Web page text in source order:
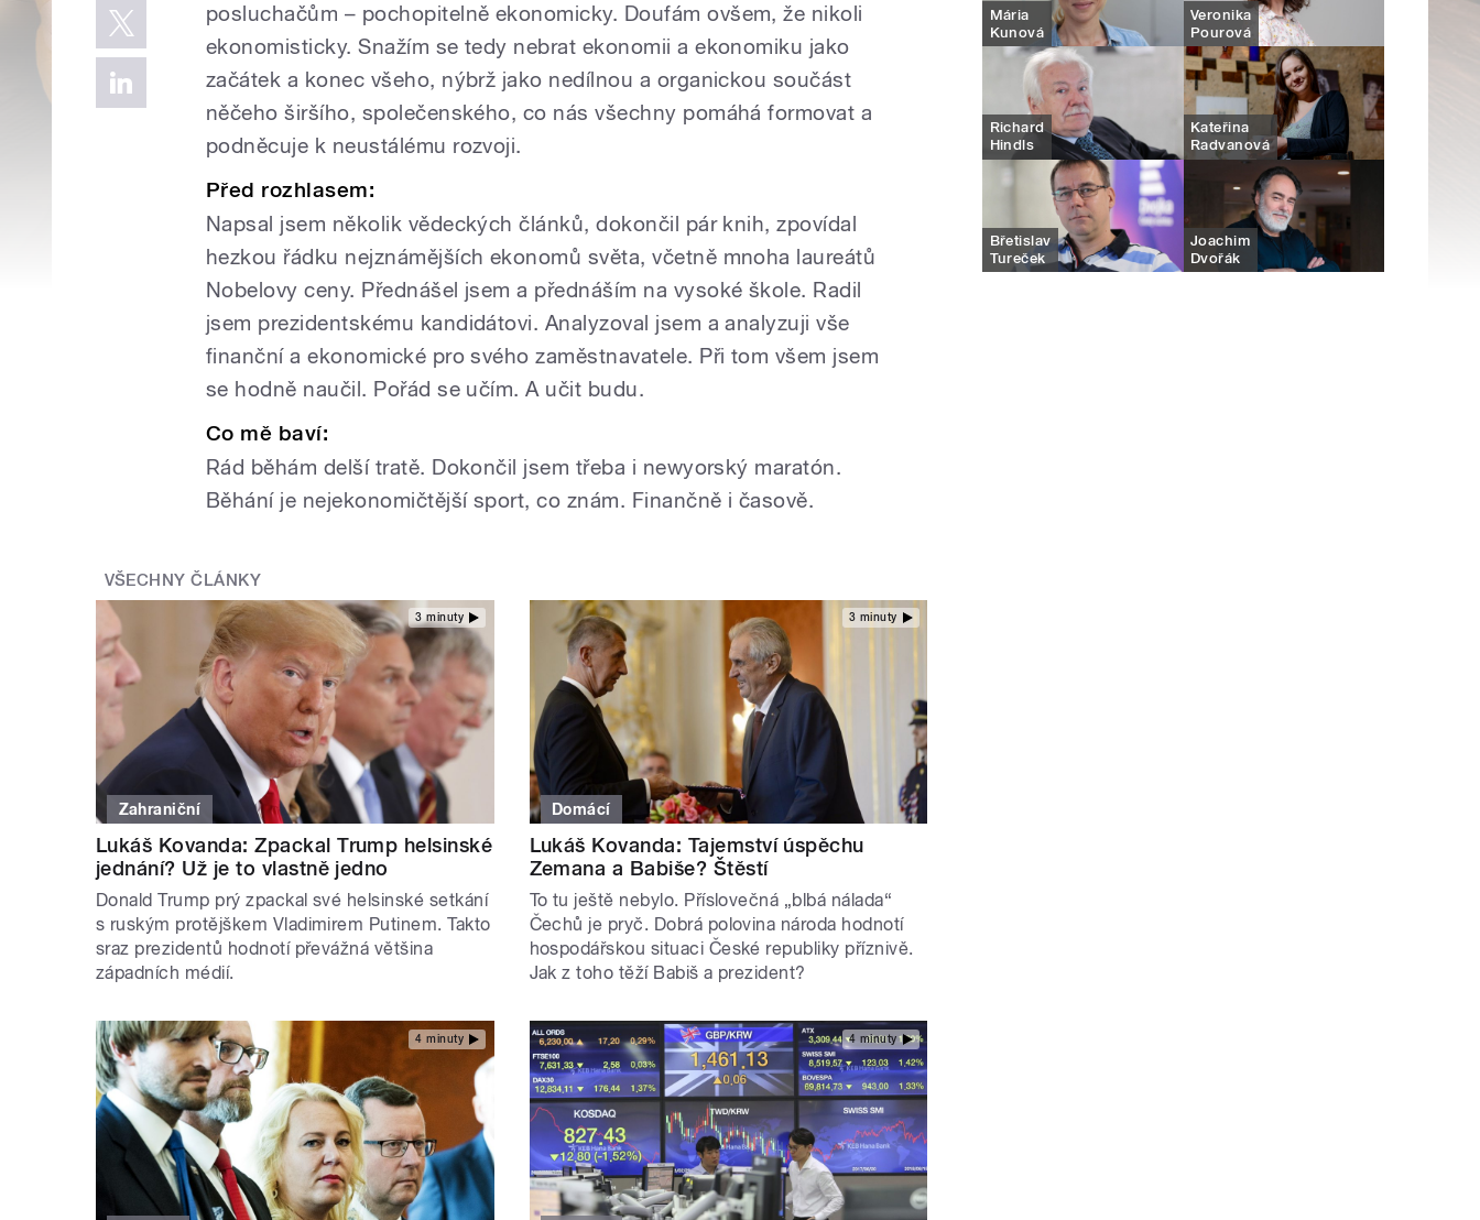
posluchačům – pochopitelně ekonomicky. Doufám ovšem, že nikoli
ekonomisticky. Snažím se tedy nebrat ekonomii a ekonomiku jako
začátek a konec všeho, nýbrž jako nedílnou a organickou součást
něčeho širšího, společenského, co nás všechny pomáhá formovat a
podněcuje k neustálému rozvoji.
Před rozhlasem:
Napsal jsem několik vědeckých článků, dokončil pár knih, zpovídal
hezkou řádku nejznámějších ekonomů světa, včetně mnoha laureátů
Nobelovy ceny. Přednášel jsem a přednáším na vysoké škole. Radil
jsem prezidentskému kandidátovi. Analyzoval jsem a analyzuji vše
finanční a ekonomické pro svého zaměstnavatele. Při tom všem jsem
se hodně naučil. Pořád se učím. A učit budu.
Co mě baví:
Rád běhám delší tratě. Dokončil jsem třeba i newyorský maratón.
Běhání je nejekonomičtější sport, co znám. Finančně i časově.
VŠECHNY ČLÁNKY
3 minuty
Zahraniční
Lukáš Kovanda: Zpackal Trump helsinské
jednání? Už je to vlastně jedno
Donald Trump prý zpackal své helsinské setkání
s ruským protějškem Vladimirem Putinem. Takto
sraz prezidentů hodnotí převážná většina
západních médií.
3 minuty
Domácí
Lukáš Kovanda: Tajemství úspěchu
Zemana a Babiše? Štěstí
To tu ještě nebylo. Příslovečná „blbá nálada“
Čechů je pryč. Dobrá polovina národa hodnotí
hospodářskou situaci České republiky příznivě.
Jak z toho těží Babiš a prezident?
4 minuty 4 minuty
Mária
Kunová
Veronika
Pourová
Richard
Hindls
Kateřina
Radvanová
Břetislav
Tureček
Joachim
Dvořák